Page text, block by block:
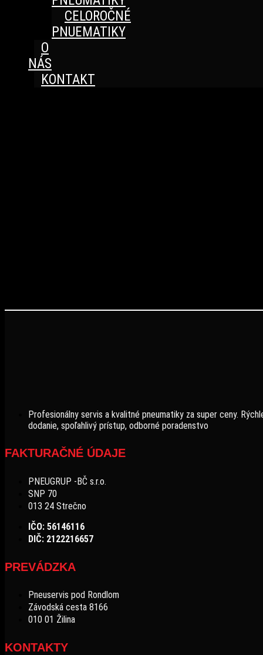
CELOROČNÉ
PNUEMATIKY
O
NÁS
KONTAKT
Profesionálny servis a kvalitné pneumatiky za super ceny.
dodanie, spoľahlivý prístup, odborné poradenstvo
FAKTURAČNÉ ÚDAJE
PNEUGRUP -BČ s.r.o.
SNP 70
013 24 Strečno
IČO: 56146116
DIČ: 2122216657
PREVÁDZKA
Pneuservis pod Rondlom
Závodská cesta 8166
010 01 Žilina
KONTAKTY